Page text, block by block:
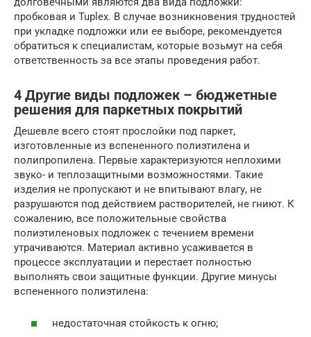
пробковая и Tuplex. В случае возникновения трудностей
при укладке подложки или ее выборе, рекомендуется
обратиться к специалистам, которые возьмут на себя
ответственность за все этапы проведения работ.
4 Другие виды подложек – бюджетные
решения для паркетных покрытий
Дешевле всего стоят прослойки под паркет,
изготовленные из вспененного полиэтилена и
полипропилена. Первые характеризуются неплохими
звуко- и теплозащитными возможностями. Такие
изделия не пропускают и не впитывают влагу, не
разрушаются под действием растворителей, не гниют. К
сожалению, все положительные свойства
полиэтиленовых подложек с течением времени
утрачиваются. Материал активно усаживается в
процессе эксплуатации и перестает полностью
выполнять свои защитные функции. Другие минусы
вспененного полиэтилена:
недостаточная стойкость к огню;